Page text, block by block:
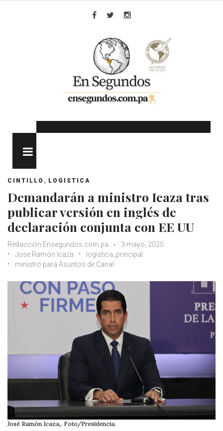
CINTILLO , LOGISTICA
Demandarán a ministro Icaza tras
publicar versión en inglés de
declaración conjunta con EE UU
Redacción Ensegundos.com.pa
3 mayo, 2025
Jose Ramón Icaza
logistica_principal
ministro para Asuntos de Canal
José Ramón Icaza,. Foto/Presidencia.